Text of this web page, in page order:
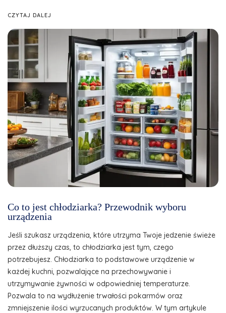
CZYTAJ DALEJ
Co to jest chłodziarka? Przewodnik wyboru
urządzenia
Jeśli szukasz urządzenia, które utrzyma Twoje jedzenie świeże
przez dłuższy czas, to chłodziarka jest tym, czego
potrzebujesz. Chłodziarka to podstawowe urządzenie w
każdej kuchni, pozwalające na przechowywanie i
utrzymywanie żywności w odpowiedniej temperaturze.
Pozwala to na wydłużenie trwałości pokarmów oraz
zmniejszenie ilości wyrzucanych produktów. W tym artykule